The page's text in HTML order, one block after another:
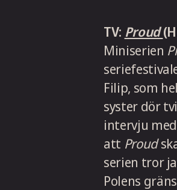
TV: Proud
Miniserien
Filip, som
syster dör
intervju
att Proud
serien tror
Polens